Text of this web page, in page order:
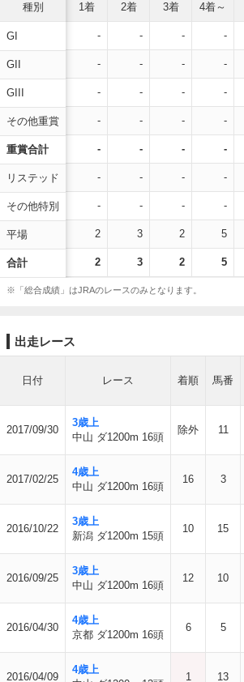
種別
GI
GII
GIII
その他重賞
重賞合計
リステッド
その他特別
平場
合計
1着 2着 3着 4着～
- - - -
- - - -
- - - -
- - - -
- - - -
- - - -
- - - -
2 3 2 5
2 3 2 5
※「総合成績」はJRAのレースのみとなります。
出走レース
日付 レース 着順 馬番
2017/09/30
3歳上
中山 ダ1200m 16頭
除外 11
2017/02/25
4歳上
中山 ダ1200m 16頭
16 3
2016/10/22
3歳上
新潟 ダ1200m 15頭
10 15
2016/09/25
3歳上
中山 ダ1200m 16頭
12 10
2016/04/30
4歳上
京都 ダ1200m 16頭
6 5
2016/04/09
4歳上
1 13